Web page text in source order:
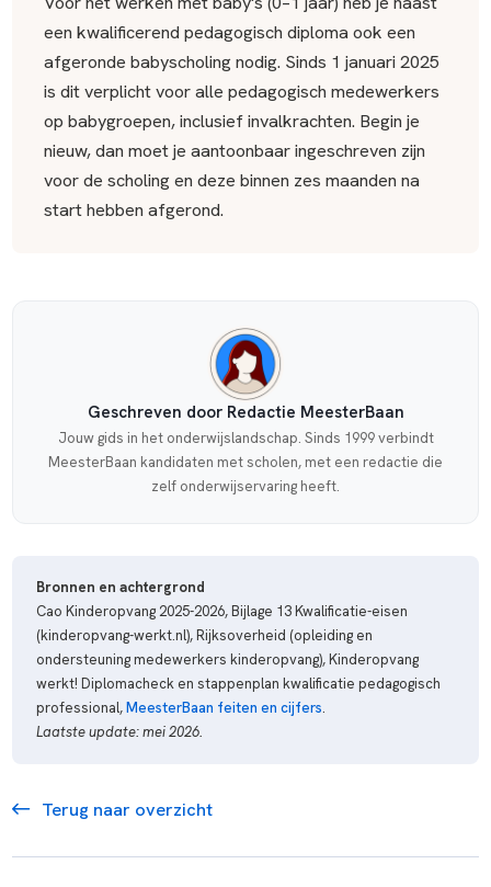
een kwalificerend pedagogisch diploma ook een
afgeronde babyscholing nodig. Sinds 1 januari 2025
is dit verplicht voor alle pedagogisch medewerkers
op babygroepen, inclusief invalkrachten. Begin je
nieuw, dan moet je aantoonbaar ingeschreven zijn
voor de scholing en deze binnen zes maanden na
start hebben afgerond.
Geschreven door Redactie MeesterBaan
Jouw gids in het onderwijslandschap. Sinds 1999 verbindt
MeesterBaan kandidaten met scholen, met een redactie die
zelf onderwijservaring heeft.
Bronnen en achtergrond
Cao Kinderopvang 2025-2026, Bijlage 13 Kwalificatie-eisen
(kinderopvang-werkt.nl), Rijksoverheid (opleiding en
ondersteuning medewerkers kinderopvang), Kinderopvang
werkt! Diplomacheck en stappenplan kwalificatie pedagogisch
professional,MeesterBaan feiten en cijfers.
Laatste update: mei 2026.
Terug naar overzicht